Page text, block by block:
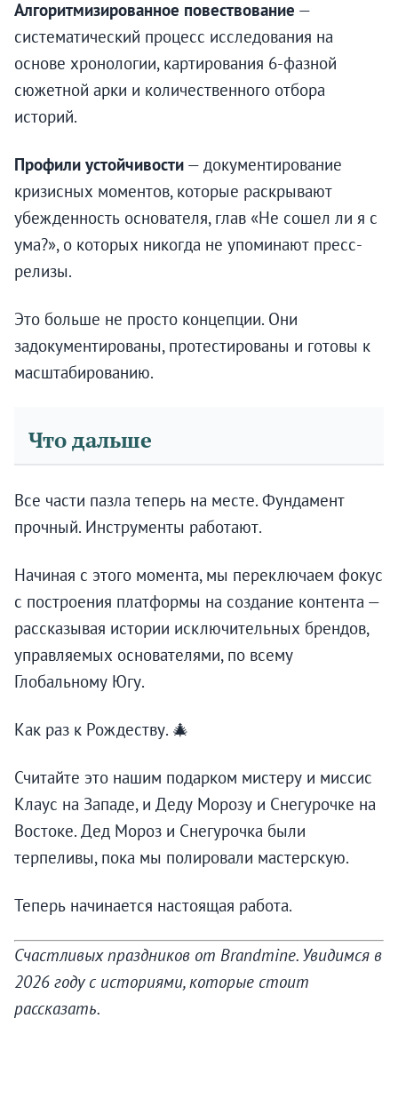
Алгоритмизированное повествование —
систематический процесс исследования на
основе хронологии, картирования 6-фазной
сюжетной арки и количественного отбора
историй.
Профили устойчивости — документирование
кризисных моментов, которые раскрывают
убежденность основателя, глав «Не сошел ли я с
ума?», о которых никогда не упоминают пресс-
релизы.
Это больше не просто концепции. Они
задокументированы, протестированы и готовы к
масштабированию.
Что дальше
Все части пазла теперь на месте. Фундамент
прочный. Инструменты работают.
Начиная с этого момента, мы переключаем фокус
с построения платформы на создание контента —
рассказывая истории исключительных брендов,
управляемых основателями, по всему
Глобальному Югу.
Как раз к Рождеству. 🎄
Считайте это нашим подарком мистеру и миссис
Клаус на Западе, и Деду Морозу и Снегурочке на
Востоке. Дед Мороз и Снегурочка были
терпеливы, пока мы полировали мастерскую.
Теперь начинается настоящая работа.
Счастливых праздников от Brandmine. Увидимся в
2026 году с историями, которые стоит
рассказать.